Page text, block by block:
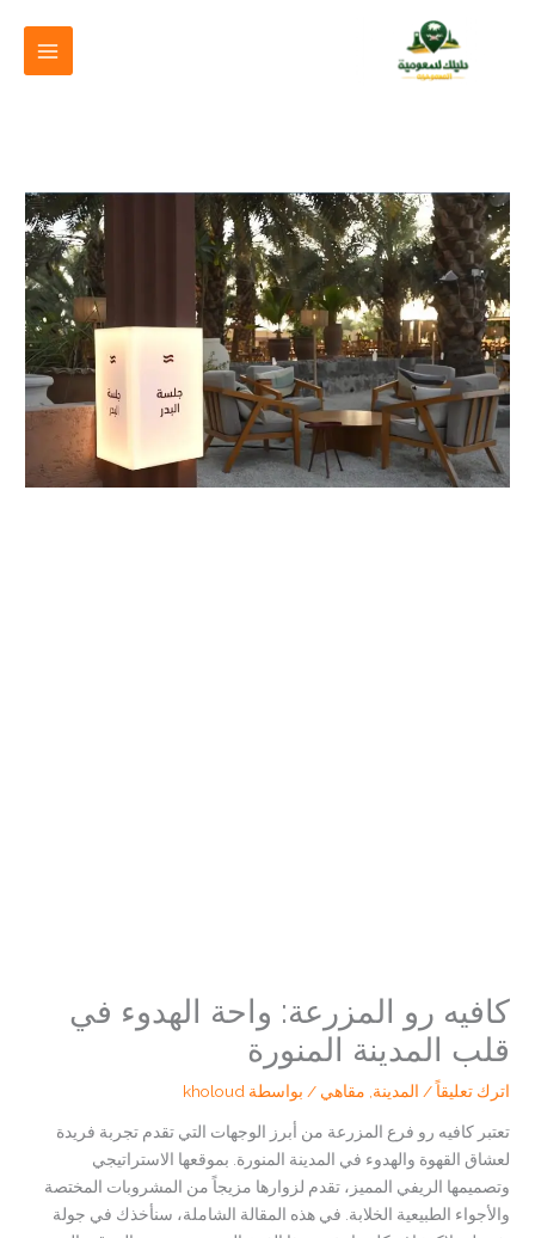
كافيه رو المزرعة: واحة الهدوء في
قلب المدينة المنورة
اترك تعليقاً / المدينة مقاهي / بواسطة kholoud
تعتبر كافيه رو فرع المزرعة من أبرز الوجهات التي تقدم تجربة فريدة
لعشاق القهوة والهدوء في المدينة المنورة. بموقعها الاستراتيجي
وتصميمها الريفي المميز، تقدم لزوارها مزيجاً من المشروبات المختصة
والأجواء الطبيعية الخلابة. في هذه المقالة الشاملة، سنأخذك في جولة